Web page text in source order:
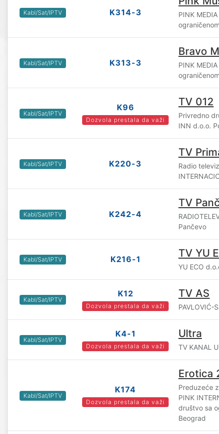
Kabl/Sat/IPTV K314-3
PINK
Kabl/Sat/IPTV K313-3
Bravo
PINK
Kabl/Sat/IPTV
K96
Dozvola prestala da važi
TV 012
Privredno
INN d.o.o.
Kabl/Sat/IPTV K220-3
TV
Radio
Kabl/Sat/IPTV K242-4
TV
Pančevo
Kabl/Sat/IPTV K216-1 TV YU
YU ECO
Kabl/Sat/IPTV
K12
Dozvola prestala da važi
TV AS
PAVLOVIĆ-
Kabl/Sat/IPTV
K4-1
Dozvola prestala da važi
Ultra
TV KANAL
Kabl/Sat/IPTV
K174
Dozvola prestala da važi
Erotica
Preduzeće
PINK
društvo sa
Beograd